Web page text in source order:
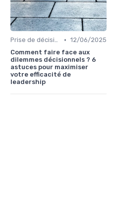
Prise de décision • 12/06/2025
Comment faire face aux
dilemmes décisionnels ? 6
astuces pour maximiser
votre efficacité de
leadership